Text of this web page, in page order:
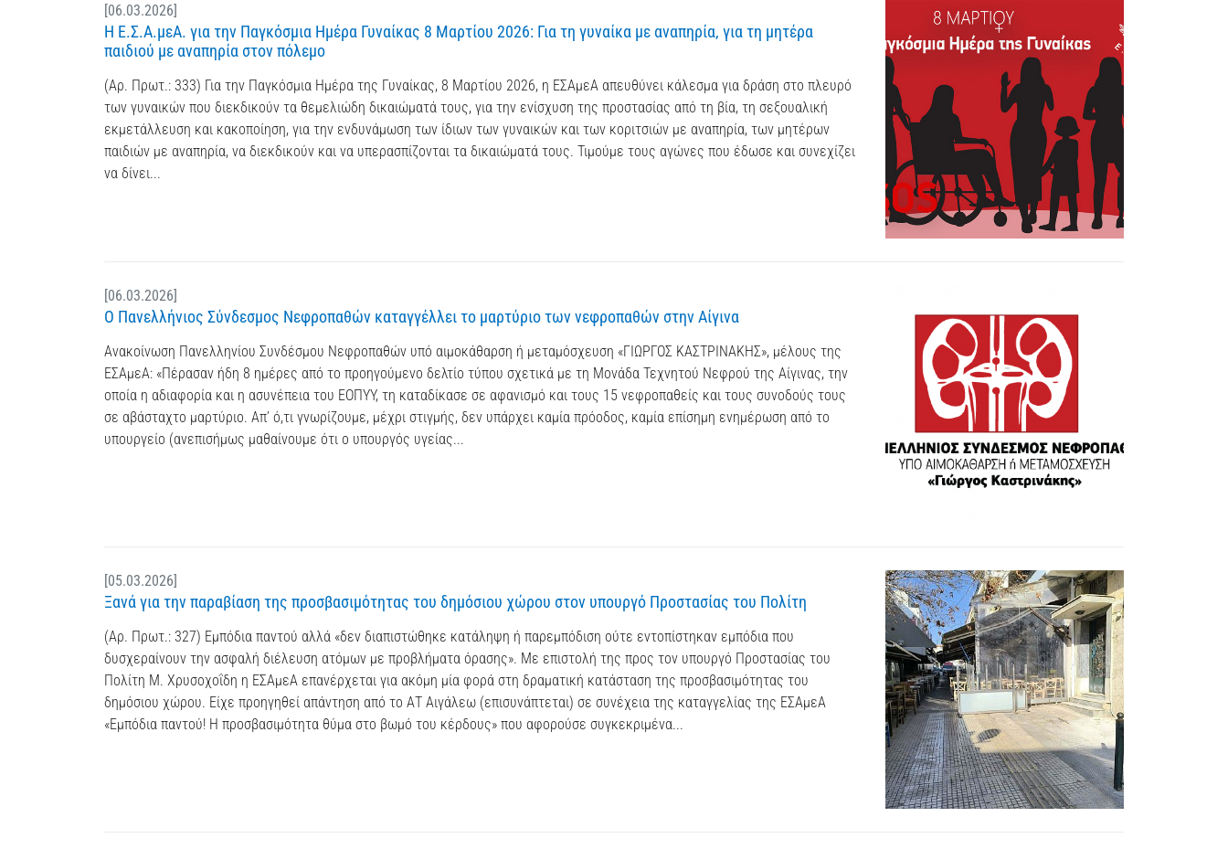
[06.03.2026]
Η Ε.Σ.Α.μεΑ. για την Παγκόσμια Ημέρα Γυναίκας 8 Μαρτίου 2026: Για τη γυναίκα με αναπηρία, για τη μητέρα
παιδιού με αναπηρία στον πόλεμο
(Αρ. Πρωτ.: 333) Για την Παγκόσμια Ημέρα της Γυναίκας, 8 Μαρτίου 2026, η ΕΣΑμεΑ απευθύνει κάλεσμα για δράση στο πλευρό
των γυναικών που διεκδικούν τα θεμελιώδη δικαιώματά τους, για την ενίσχυση της προστασίας από τη βία, τη σεξουαλική
εκμετάλλευση και κακοποίηση, για την ενδυνάμωση των ίδιων των γυναικών και των κοριτσιών με αναπηρία, των μητέρων
παιδιών με αναπηρία, να διεκδικούν και να υπερασπίζονται τα δικαιώματά τους. Τιμούμε τους αγώνες που έδωσε και συνεχίζει
να δίνει...
[06.03.2026]
O Πανελλήνιος Σύνδεσμος Νεφροπαθών καταγγέλλει το μαρτύριο των νεφροπαθών στην Αίγινα
Ανακοίνωση Πανελληνίου Συνδέσμου Νεφροπαθών υπό αιμοκάθαρση ή μεταμόσχευση «ΓΙΩΡΓΟΣ ΚΑΣΤΡΙΝΑΚΗΣ», μέλους της
ΕΣΑμεΑ: «Πέρασαν ήδη 8 ημέρες από το προηγούμενο δελτίο τύπου σχετικά με τη Μονάδα Τεχνητού Νεφρού της Αίγινας, την
οποία η αδιαφορία και η ασυνέπεια του ΕΟΠΥΥ, τη καταδίκασε σε αφανισμό και τους 15 νεφροπαθείς και τους συνοδούς τους
σε αβάσταχτο μαρτύριο. Απ’ ό,τι γνωρίζουμε, μέχρι στιγμής, δεν υπάρχει καμία πρόοδος, καμία επίσημη ενημέρωση από το
υπουργείο (ανεπισήμως μαθαίνουμε ότι ο υπουργός υγείας...
[05.03.2026]
Ξανά για την παραβίαση της προσβασιμότητας του δημόσιου χώρου στον υπουργό Προστασίας του Πολίτη
(Αρ. Πρωτ.: 327) Εμπόδια παντού αλλά «δεν διαπιστώθηκε κατάληψη ή παρεμπόδιση ούτε εντοπίστηκαν εμπόδια που
δυσχεραίνουν την ασφαλή διέλευση ατόμων με προβλήματα όρασης». Με επιστολή της προς τον υπουργό Προστασίας του
Πολίτη Μ. Χρυσοχοΐδη η ΕΣΑμεΑ επανέρχεται για ακόμη μία φορά στη δραματική κατάσταση της προσβασιμότητας του
δημόσιου χώρου. Είχε προηγηθεί απάντηση από το ΑΤ Αιγάλεω (επισυνάπτεται) σε συνέχεια της καταγγελίας της ΕΣΑμεΑ
«Εμπόδια παντού! Η προσβασιμότητα θύμα στο βωμό του κέρδους» που αφορούσε συγκεκριμένα...